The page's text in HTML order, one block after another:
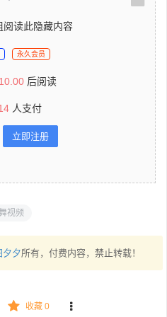
阅读此隐藏内容
永久会员
10.00 后阅读
人支付
立即注册
视频
夕夕所有，付费内容，禁止转载！
收藏 0